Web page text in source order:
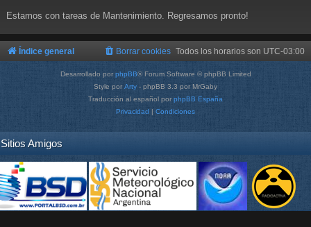
Estamos con tareas de Mantenimiento. Regresamos pronto!
Índice general Todos los horarios son UTC-03:00
Borrar cookies
Desarrollado por phpBB® Forum Software © phpBB Limited
Style por Arty - phpBB 3.3 por MrGaby
Traducción al español por phpBB España
Privacidad | Condiciones
Sitios Amigos